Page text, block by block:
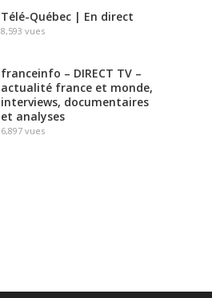
Télé-Québec | En direct
8,593 vues
franceinfo – DIRECT TV –
actualité france et monde,
interviews, documentaires
et analyses
6,897 vues